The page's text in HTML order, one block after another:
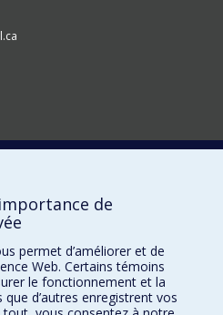
de
permet d’améliorer et de
Web. Certains témoins
le fonctionnement et la
d’autres enregistrent vos